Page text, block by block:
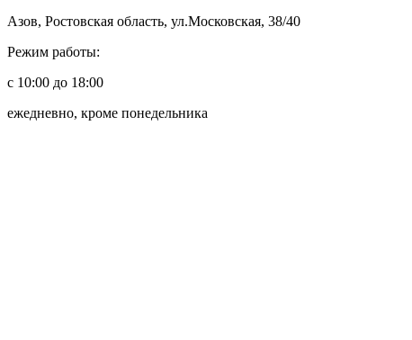
Азов, Ростовская область, ул.Московская, 38/40
Режим работы:
с 10:00 до 18:00
ежедневно, кроме понедельника